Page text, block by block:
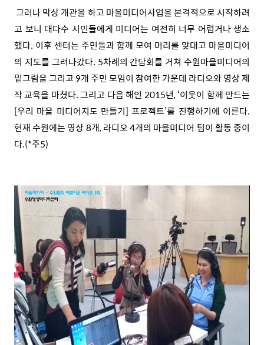
그러나 막상 개관을 하고 마을미디어사업을 본격적으로 시작하려
고 보니 대다수 시민들에게 미디어는 여전히 너무 어렵거나 생소
했다. 이후 센터는 주민들과 함께 모여 머리를 맞대고 마을미디어
의 지도를 그려나갔다. 5차례의 간담회를 거쳐 수원마을미디어의
밑그림을 그리고 9개 주민 모임이 참여한 가운데 라디오와 영상 제
작 교육을 마쳤다. 그리고 다음 해인 2015년, ‘이웃이 함께 만드는
[우리 마을 미디어지도 만들기] 프로젝트’를 진행하기에 이른다.
현재 수원에는 영상 8개, 라디오 4개의 마을미디어 팀이 활동 중이
다.(*주5)